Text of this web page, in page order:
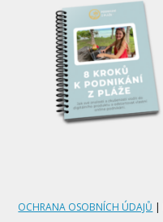
OCHRANA OSOBNÍCH ÚDAJŮ |